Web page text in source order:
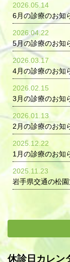
2026.05.14
6月の診療のお知
2026.04.22
5月の診療のお知
2026.03.17
4月の診療のお知
2026.02.15
3月の診療のお知
2026.01.13
2月の診療のお知
2025.12.22
1月の診療のお知
2025.11.23
岩手県交通の松
休診日カレン